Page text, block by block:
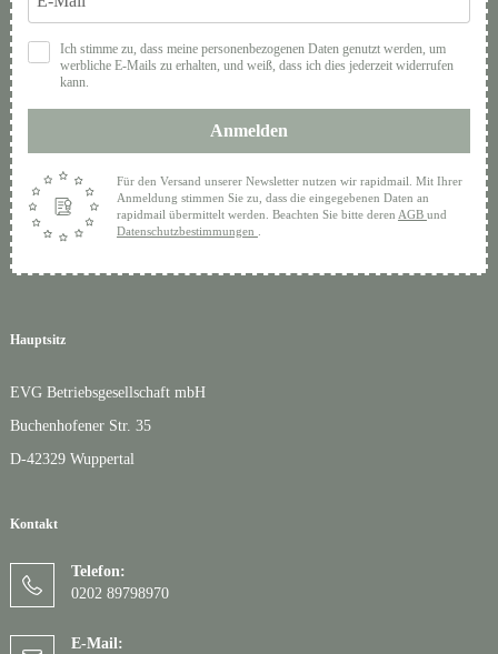
Hauptsitz
EVG Betriebsgesellschaft mbH
Buchenhofener Str. 35
D-42329 Wuppertal
Kontakt
Telefon:
0202 89798970
E-Mail:
Ich stimme zu, dass meine personenbezogenen Daten genutzt werden, um
werbliche E-Mails zu erhalten, und weiß, dass ich dies jederzeit widerrufen
kann.
Anmelden
Für den Versand unserer Newsletter nutzen wir rapidmail. Mit Ihrer
Anmeldung stimmen Sie zu, dass die eingegebenen Daten an
rapidmail übermittelt werden. Beachten Sie bitte deren AGB und
Datenschutzbestimmungen